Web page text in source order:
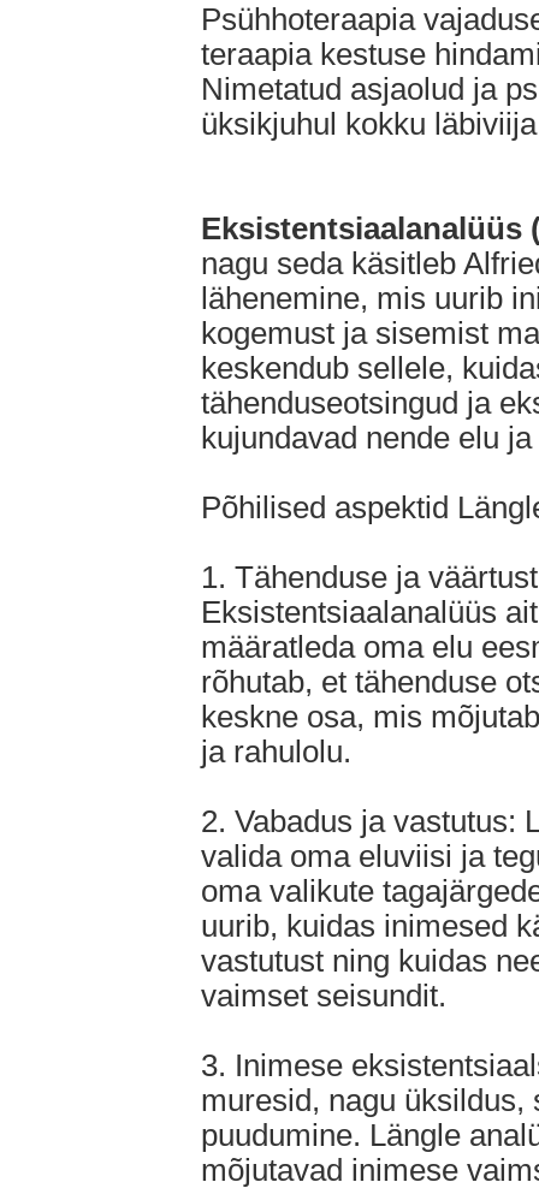
Psühhoteraapia
teraapia kestuse
Nimetatud asjaolud ja
üksikjuhul kokku
Eksistentsiaalanalüüs
nagu seda käsitleb
lähenemine, mis uurib
kogemust ja sisemist
keskendub sellele,
tähenduseotsingud ja
kujundavad nende elu
Põhilised aspektid
1. Tähenduse ja
Eksistentsiaalanalüüs
määratleda oma elu
rõhutab, et tähenduse
keskne osa, mis
ja rahulolu.
2. Vabadus ja vastutus:
valida oma eluviisi ja
oma valikute
uurib, kuidas inimesed
vastutust ning kuidas
vaimset seisundit.
3. Inimese
muresid, nagu üksildus,
puudumine. Längle
mõjutavad inimese